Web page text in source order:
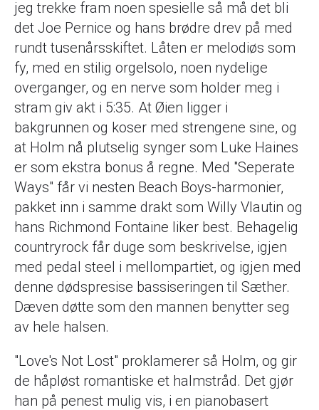
jeg trekke fram noen spesielle så må det bli
det Joe Pernice og hans brødre drev på med
rundt tusenårsskiftet. Låten er melodiøs som
fy, med en stilig orgelsolo, noen nydelige
overganger, og en nerve som holder meg i
stram giv akt i 5:35. At Øien ligger i
bakgrunnen og koser med strengene sine, og
at Holm nå plutselig synger som Luke Haines
er som ekstra bonus å regne. Med "Seperate
Ways" får vi nesten Beach Boys-harmonier,
pakket inn i samme drakt som Willy Vlautin og
hans Richmond Fontaine liker best. Behagelig
countryrock får duge som beskrivelse, igjen
med pedal steel i mellompartiet, og igjen med
denne dødspresise bassiseringen til Sæther.
Dæven døtte som den mannen benytter seg
av hele halsen.
"Love's Not Lost" proklamerer så Holm, og gir
de håpløst romantiske et halmstråd. Det gjør
han på penest mulig vis, i en pianobasert